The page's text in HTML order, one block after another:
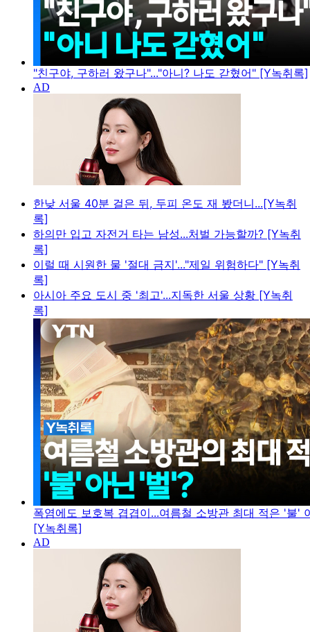
"친구야, 구하러 왔구나"..."아니? 나도 갇혔어" [Y녹취록]
한낮 서울 40분 걸은 뒤, 두피 온도 재 봤더니...[Y녹취
록]
하의만 입고 자전거 타는 남성...처벌 가능할까? [Y녹취
록]
이럴 때 시원한 물 '절대 금지'..."제일 위험하다" [Y녹취
록]
아시아 주요 도시 중 '최고'...지독한 서울 상황 [Y녹취
록]
폭염에도 보호복 겹겹이...여름철 소방관 최대 적은 '불'
[Y녹취록]